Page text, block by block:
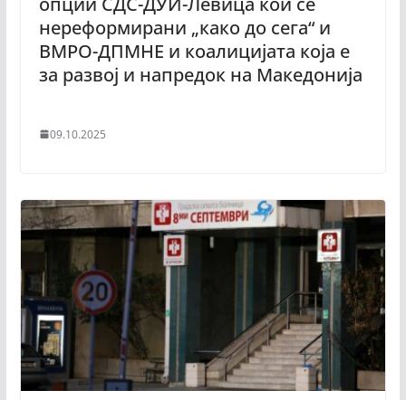
нереформирани „како до сега“ и
ВМРО-ДПМНЕ и коалицијата која е
за развој и напредок на Македонија
09.10.2025